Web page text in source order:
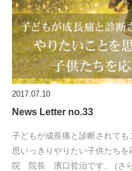
2017.07.10
News Letter no.33
子どもが成長痛と診断されて
思いっきりやりたい子供たち
院 院長 濱口哲治です。 (さ